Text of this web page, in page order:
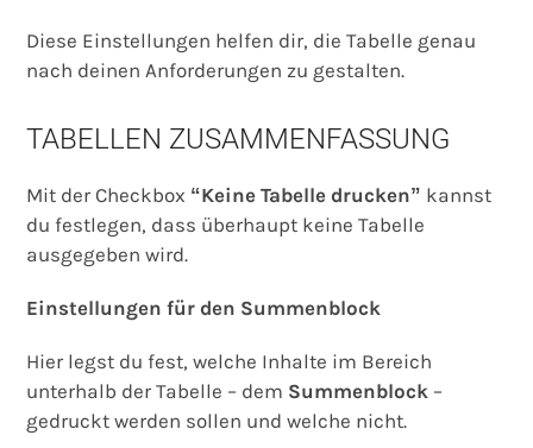
Diese Einstellungen helfen dir, die Tabelle genau
nach deinen Anforderungen zu gestalten.
TABELLEN ZUSAMMENFASSUNG
Mit der Checkbox “Keine Tabelle drucken” kannst
du festlegen, dass überhaupt keine Tabelle
ausgegeben wird.
Einstellungen für den Summenblock
Hier legst du fest, welche Inhalte im Bereich
unterhalb der Tabelle – dem Summenblock –
gedruckt werden sollen und welche nicht.